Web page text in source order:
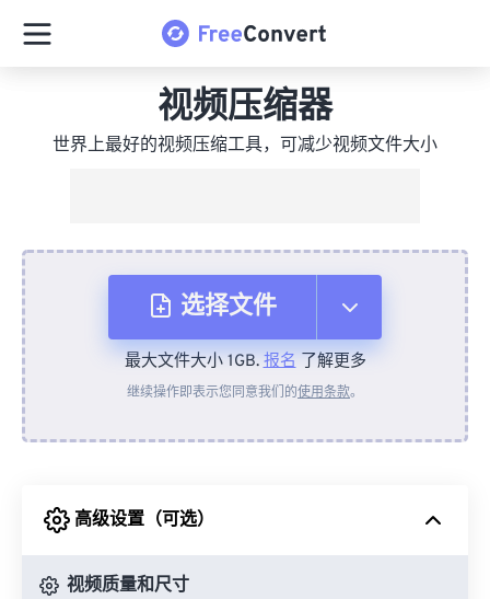
视频压缩器
世界上最好的视频压缩工具，可减少视频文件大小
选择文件
从设备
来自 Google Drive
最大文件大小 1GB.报名了解更多
继续操作即表示您同意我们的使用条款。
高级设置（可选）
视频质量和尺寸